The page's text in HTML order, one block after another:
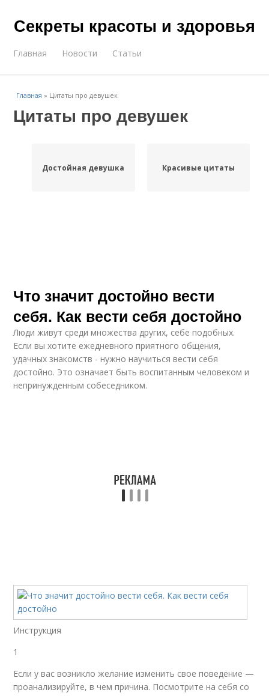
Секреты красоты и здоровья
Главная Новости Статьи
Главная » Цитаты про девушек
Цитаты про девушек
Достойная девушка Красивые цитаты
Что значит достойно вести
себя. Как вести себя достойно
Люди живут среди множества других, себе подобных.
Если вы хотите ежедневного приятного общения,
удачных знакомств - нужно научиться вести себя
достойно. Это означает быть воспитанным человеком и
непринужденным собеседником.
Инструкция
1
Если у вас возникло желание изменить свое поведение —
проанализируйте, в чем причина. Посмотрите на себя со